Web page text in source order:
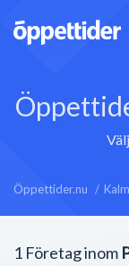
Öppettider.nu
1 Företag inom